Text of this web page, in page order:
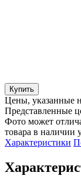
Купить
Цены, указанные
Представленные
Фото может
товара в наличии
Характеристики